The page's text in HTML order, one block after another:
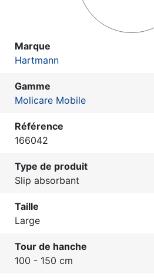
Marque
Hartmann
Gamme
Molicare Mobile
Référence
166042
Type de produit
Slip absorbant
Taille
Large
Tour de hanche
100 - 150 cm